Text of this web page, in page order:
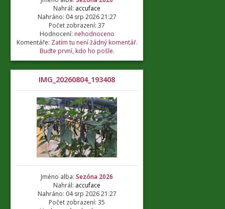
Nahrál: accuface
Nahráno: 04 srp 2026 21:27
Počet zobrazení: 37
Hodnocení: nehodnoceno
Komentáře: Zatím tu není žádný komentář.
Buďte první, kdo ho pošle.
IMG_20260804_193408
Jméno alba: Sezóna 2026
Nahrál: accuface
Nahráno: 04 srp 2026 21:27
Počet zobrazení: 35